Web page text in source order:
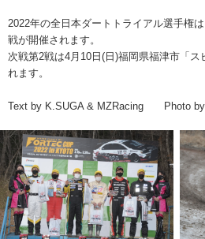
2022年の全日本ダートトライアル選手権
戦が開催されます。
次戦第2戦は4月10日(日)福岡県福津市「ス
れます。
Text by K.SUGA & MZRacing Photo